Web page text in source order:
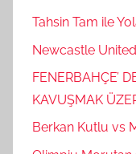
Tahsin Tam ile
Newcastle
FENERBAHÇE’
KAVUŞMAK
Berkan Kutlu vs